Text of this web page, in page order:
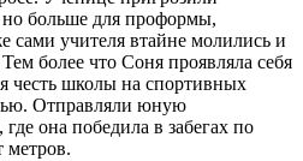
больше для проформы,
сами учителя втайне молились и
более что Соня проявляла себя
честь школы на спортивных
Отправляли юную
она победила в забегах по
метров.